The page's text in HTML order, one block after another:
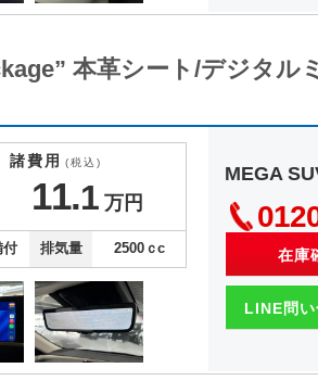
本革シート/デジタル
諸費用 (税込)
11.1 万円
付 排気量 2500 ｃc
MEGA
在庫
LINE問い